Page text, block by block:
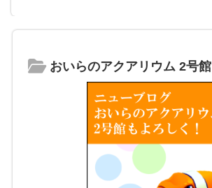
おいらのアクアリウム 2号館